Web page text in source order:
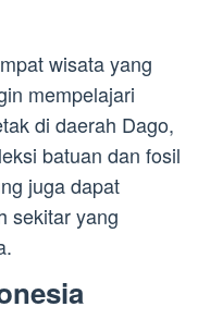
wisata yang
mempelajari
di daerah Dago,
batuan dan fosil
juga dapat
sekitar yang